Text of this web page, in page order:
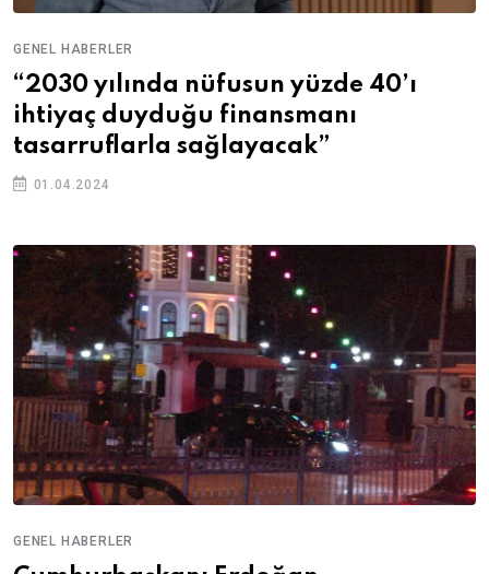
GENEL HABERLER
“2030 yılında nüfusun yüzde 40’ı
ihtiyaç duyduğu finansmanı
tasarruflarla sağlayacak”
01.04.2024
GENEL HABERLER